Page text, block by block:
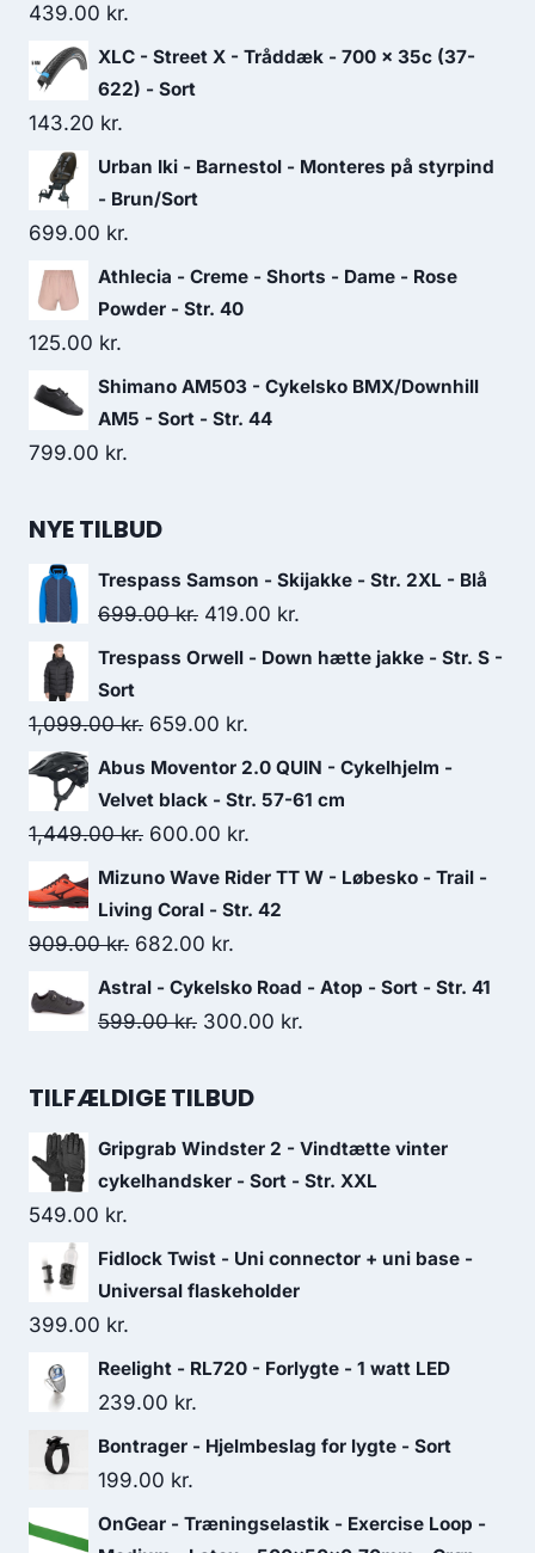
439.00 kr.
XLC - Street X - Tråddæk - 700 x 35c (37-
622) - Sort
143.20 kr.
Urban Iki - Barnestol - Monteres på styrpind
- Brun/Sort
699.00 kr.
Athlecia - Creme - Shorts - Dame - Rose
Powder - Str. 40
125.00 kr.
Shimano AM503 - Cykelsko BMX/Downhill
AM5 - Sort - Str. 44
799.00 kr.
NYE TILBUD
Trespass Samson - Skijakke - Str. 2XL - Blå
699.00kr. Original
price
699.00 kr..
419.00 kr.
price
Trespass Orwell - Down hætte jakke - Str. S -
Sort
1,099.00kr. Original
price
was:
1,099.00 kr..
659.00 kr.
price
is:
Abus Moventor 2.0 QUIN - Cykelhjelm -
Velvet black - Str. 57-61 cm
1,449.00kr. Original
price
was:
1,449.00 kr..
600.00 kr.
price
is:
Mizuno Wave Rider TT W - Løbesko - Trail -
Living Coral - Str. 42
909.00kr. Original
price
was:
682.00 kr.
price
is:
Astral - Cykelsko Road - Atop - Sort - Str. 41
599.00kr. Original
was:
300.00 kr.
TILFÆLDIGE TILBUD
Gripgrab Windster 2 - Vindtætte vinter
cykelhandsker - Sort - Str. XXL
549.00 kr.
Fidlock Twist - Uni connector + uni base -
Universal flaskeholder
399.00 kr.
Reelight - RL720 - Forlygte - 1 watt LED
239.00 kr.
Bontrager - Hjelmbeslag for lygte - Sort
199.00 kr.
OnGear - Træningselastik - Exercise Loop -